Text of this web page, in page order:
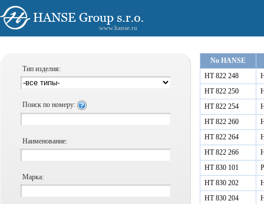
www.hanse.ru
Тип изделия:
Поиск по номеру:
Наименование:
Марка:
No HANSE
HT 822 248
HT 822 250
HT 822 254
HT 822 260
HT 822 264
HT 822 266
HT 830 101
HT 830 202
HT 830 204